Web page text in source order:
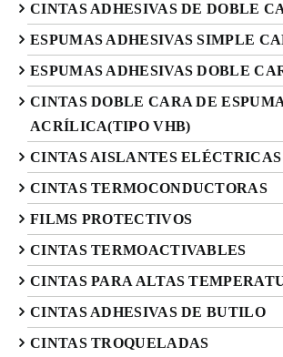
CINTAS ADHESIVAS DE DOBLE
ESPUMAS ADHESIVAS SIMPLE
ESPUMAS ADHESIVAS DOBLE
CINTAS DOBLE CARA DE
ACRÍLICA(TIPO VHB)
CINTAS AISLANTES ELÉCTRICAS
CINTAS TERMOCONDUCTORAS
FILMS PROTECTIVOS
CINTAS TERMOACTIVABLES
CINTAS PARA ALTAS
CINTAS ADHESIVAS DE BUTILO
CINTAS TROQUELADAS